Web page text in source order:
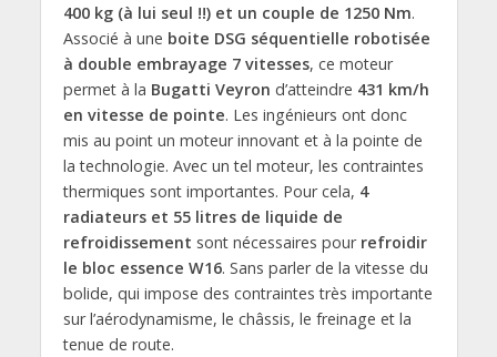
400 kg (à lui seul !!) et un couple de 1250 Nm.
Associé à une boite DSG séquentielle robotisée
à double embrayage 7 vitesses, ce moteur
permet à la Bugatti Veyron d’atteindre 431 km/h
en vitesse de pointe. Les ingénieurs ont donc
mis au point un moteur innovant et à la pointe de
la technologie. Avec un tel moteur, les contraintes
thermiques sont importantes. Pour cela, 4
radiateurs et 55 litres de liquide de
refroidissement sont nécessaires pour refroidir
le bloc essence W16. Sans parler de la vitesse du
bolide, qui impose des contraintes très importante
sur l’aérodynamisme, le châssis, le freinage et la
tenue de route.